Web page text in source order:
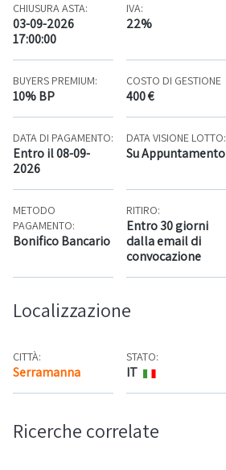
CHIUSURA ASTA:
03-09-2026
17:00:00
IVA:
22%
BUYERS PREMIUM:
10% BP
COSTO DI GESTIONE
400 €
DATA DI PAGAMENTO:
Entro il 08-09-
2026
DATA VISIONE LOTTO:
Su Appuntamento
METODO
PAGAMENTO:
Bonifico Bancario
RITIRO:
Entro 30 giorni
dalla email di
convocazione
Localizzazione
CITTÀ:
Serramanna Mappa
STATO:
IT
Ricerche correlate